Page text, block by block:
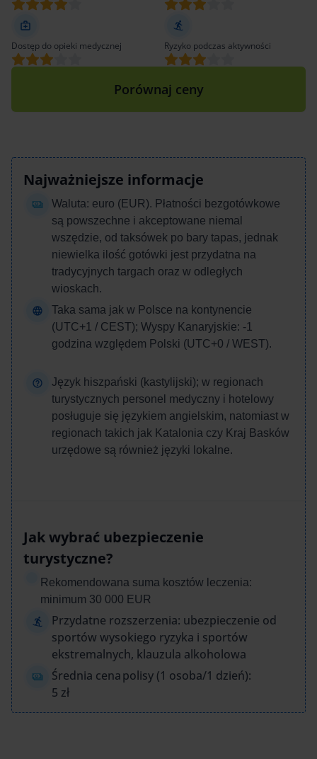
Dostęp do opieki medycznej Ryzyko podczas aktywności
Porównaj ceny
Najważniejsze informacje
Waluta: euro (EUR). Płatności bezgotówkowe
są powszechne i akceptowane niemal
wszędzie, od taksówek po bary tapas, jednak
niewielka ilość gotówki jest przydatna na
tradycyjnych targach oraz w odległych
wioskach.
Taka sama jak w Polsce na kontynencie
(UTC+1 / CEST); Wyspy Kanaryjskie: -1
godzina względem Polski (UTC+0 / WEST).
Język hiszpański (kastylijski); w regionach
turystycznych personel medyczny i hotelowy
posługuje się językiem angielskim, natomiast w
regionach takich jak Katalonia czy Kraj Basków
urzędowe są również języki lokalne.
Jak wybrać ubezpieczenie
turystyczne?
Rekomendowana suma kosztów leczenia:
minimum 30 000 EUR
Przydatne rozszerzenia: ubezpieczenie od
sportów wysokiego ryzyka i sportów
ekstremalnych, klauzula alkoholowa
Średnia cena polisy (1 osoba/1 dzień):
5 zł